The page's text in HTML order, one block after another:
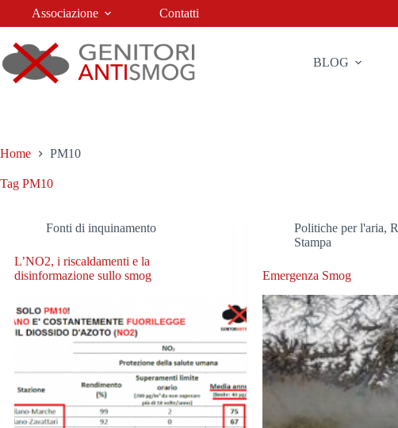
Associazione Contatti
BLOG
Home PM10
Tag PM10
Fonti di inquinamento
L’NO2, i riscaldamenti e la
disinformazione sullo smog
Politiche per l'aria,
Stampa
Emergenza Smog